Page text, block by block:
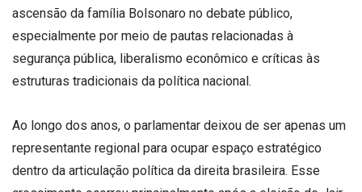
ascensão da família Bolsonaro no debate público,
especialmente por meio de pautas relacionadas à
segurança pública, liberalismo econômico e críticas às
estruturas tradicionais da política nacional.
Ao longo dos anos, o parlamentar deixou de ser apenas um
representante regional para ocupar espaço estratégico
dentro da articulação política da direita brasileira. Esse